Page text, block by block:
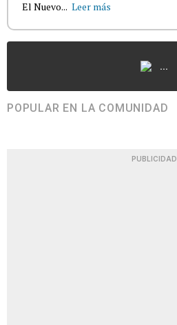
El Nuevo... Leer más
...
POPULAR EN LA COMUNIDAD
PUBLICIDAD